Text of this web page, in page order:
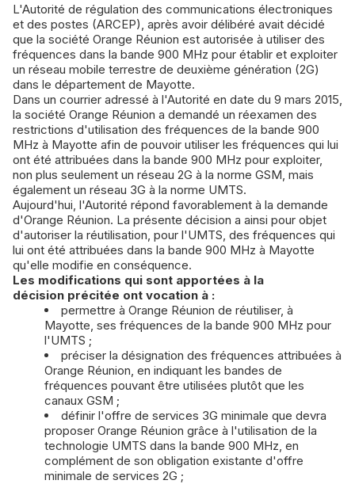
L'Autorité de régulation des communications électroniques
et des postes (ARCEP), après avoir délibéré avait décidé
que la société Orange Réunion est autorisée à utiliser des
fréquences dans la bande 900 MHz pour établir et exploiter
un réseau mobile terrestre de deuxième génération (2G)
dans le département de Mayotte.
Dans un courrier adressé à l'Autorité en date du 9 mars 2015,
la société Orange Réunion a demandé un réexamen des
restrictions d'utilisation des fréquences de la bande 900
MHz à Mayotte afin de pouvoir utiliser les fréquences qui lui
ont été attribuées dans la bande 900 MHz pour exploiter,
non plus seulement un réseau 2G à la norme GSM, mais
également un réseau 3G à la norme UMTS.
Aujourd'hui, l'Autorité répond favorablement à la demande
d'Orange Réunion. La présente décision a ainsi pour objet
d'autoriser la réutilisation, pour l'UMTS, des fréquences qui
lui ont été attribuées dans la bande 900 MHz à Mayotte
qu'elle modifie en conséquence.
Les modifications qui sont apportées à la
décision précitée ont vocation à :
permettre à Orange Réunion de réutiliser, à
Mayotte, ses fréquences de la bande 900 MHz pour
l'UMTS ;
préciser la désignation des fréquences attribuées à
Orange Réunion, en indiquant les bandes de
fréquences pouvant être utilisées plutôt que les
canaux GSM ;
définir l'offre de services 3G minimale que devra
proposer Orange Réunion grâce à l'utilisation de la
technologie UMTS dans la bande 900 MHz, en
complément de son obligation existante d'offre
minimale de services 2G ;